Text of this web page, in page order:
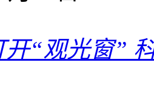
开“观光窗”